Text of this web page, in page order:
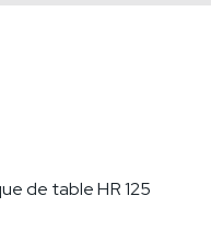
de table HR 125